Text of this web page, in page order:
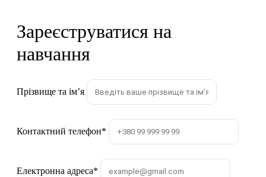
Зареєструватися на
навчання
Прізвище та імʼя
Контактний телефон*
Електронна адреса*